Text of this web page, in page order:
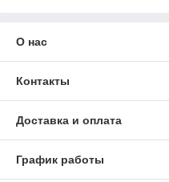
О нас
Контакты
Доставка и оплата
График работы